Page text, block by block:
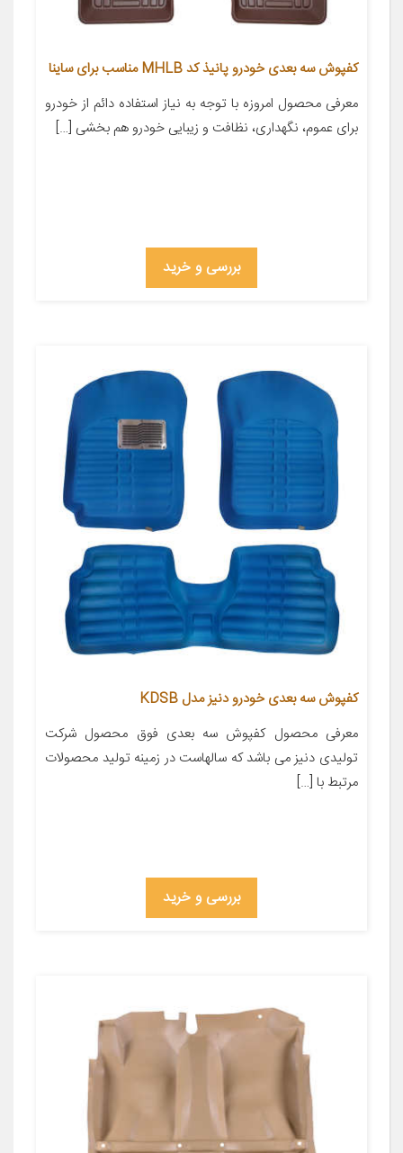
کفپوش سه بعدی خودرو پانیذ کد MHLB مناسب برای ساینا
معرفی محصول امروزه با توجه به نیاز استفاده دائم از خودرو
برای عموم، نگهداری، نظافت و زیبایی خودرو هم بخشی […]
بررسی و خرید
کفپوش سه بعدی خودرو دنیز مدل KDSB
معرفی محصول کفپوش سه بعدی فوق محصول شرکت
تولیدی دنیز می باشد که سالهاست در زمینه تولید محصولات
مرتبط با […]
بررسی و خرید